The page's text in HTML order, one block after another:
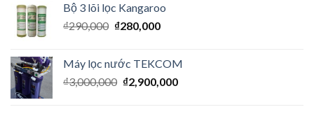
Bộ 3 lõi lọc Kangaroo
₫290,000 ₫280,000
Máy lọc nước TEKCOM
₫3,000,000 ₫2,900,000